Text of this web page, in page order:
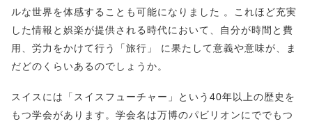
ルな世界を体感することも可能になりました 。これほど充実
した情報と娯楽が提供される時代において、自分が時間と費
用、労力をかけて行う「旅行」 に果たして意義や意味が、ま
だどのくらいあるのでしょうか。
スイスには「スイスフューチャー」という40年以上の歴史を
もつ学会があります。学会名は万博のパビリオンにででもつ